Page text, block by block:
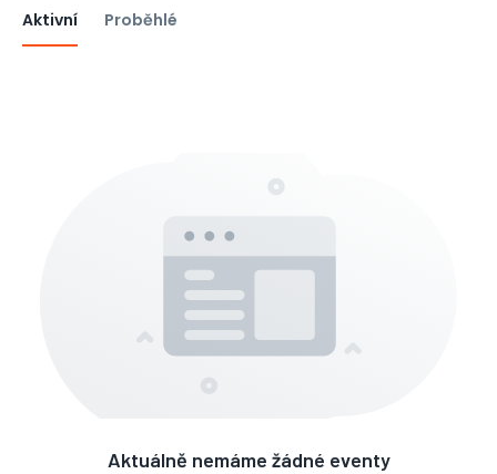
Aktivní Proběhlé
Aktuálně nemáme žádné eventy